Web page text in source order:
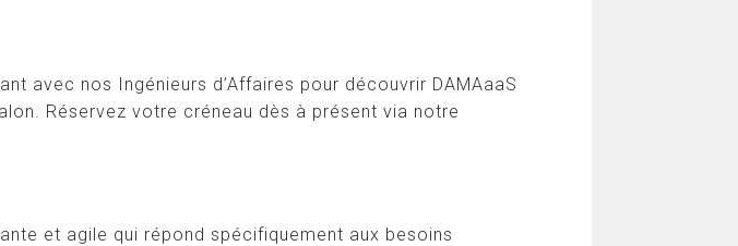
avec nos Ingénieurs d’Affaires pour découvrir DAMAaaS
Réservez votre créneau dès à présent via notre
et agile qui répond spécifiquement aux besoins